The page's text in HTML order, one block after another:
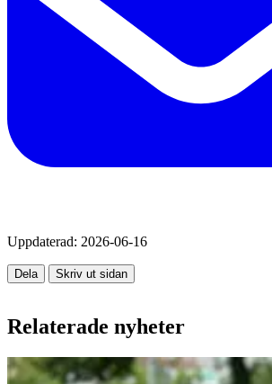
Uppdaterad: 2026-06-16
Dela Skriv ut sidan
Relaterade nyheter